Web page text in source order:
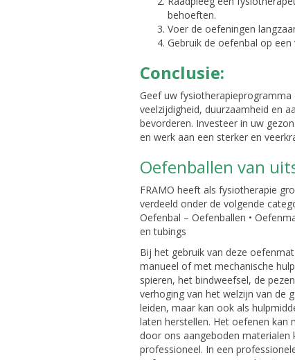
behoeften.
Voer de oefeningen
Gebruik de oefenbal op
Conclusie:
Geef uw
veelzijdigheid, duurzaamheid en
bevorderen. Investeer in uw
en werk aan een sterker en
Oefenballen van
FRAMO heeft als fysiotherapie
verdeeld onder de volgende
Oefenbal – Oefenballen •
en tubings
Bij het gebruik van deze
manueel of met mechanische
spieren, het bindweefsel, de
verhoging van het welzijn van de
leiden, maar kan ook als
laten herstellen. Het oefenen
door ons aangeboden
professioneel. In een